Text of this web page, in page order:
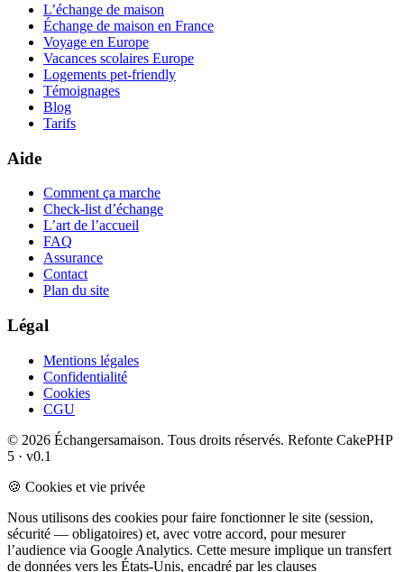
L’échange de maison
Échange de maison en France
Voyage en Europe
Vacances scolaires Europe
Logements pet-friendly
Témoignages
Blog
Tarifs
Aide
Comment ça marche
Check-list d’échange
L’art de l’accueil
FAQ
Assurance
Contact
Plan du site
Légal
Mentions légales
Confidentialité
Cookies
CGU
© 2026 Échangersamaison. Tous droits réservés. Refonte CakePHP
5 · v0.1
🍪 Cookies et vie privée
Nous utilisons des cookies pour faire fonctionner le site (session,
sécurité — obligatoires) et, avec votre accord, pour mesurer
l’audience via Google Analytics. Cette mesure implique un transfert
de données vers les États-Unis, encadré par les clauses